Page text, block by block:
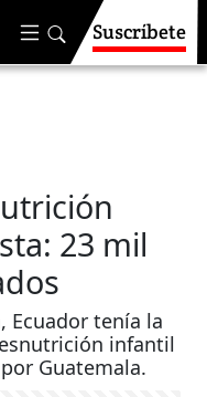
Suscríbete
23 mil
Ecuador tenía la
infantil
Guatemala.